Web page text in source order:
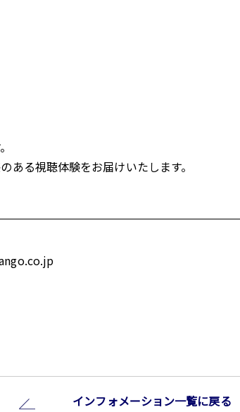
ある視聴体験をお届けいたします。
インフォメーション⼀覧に戻る